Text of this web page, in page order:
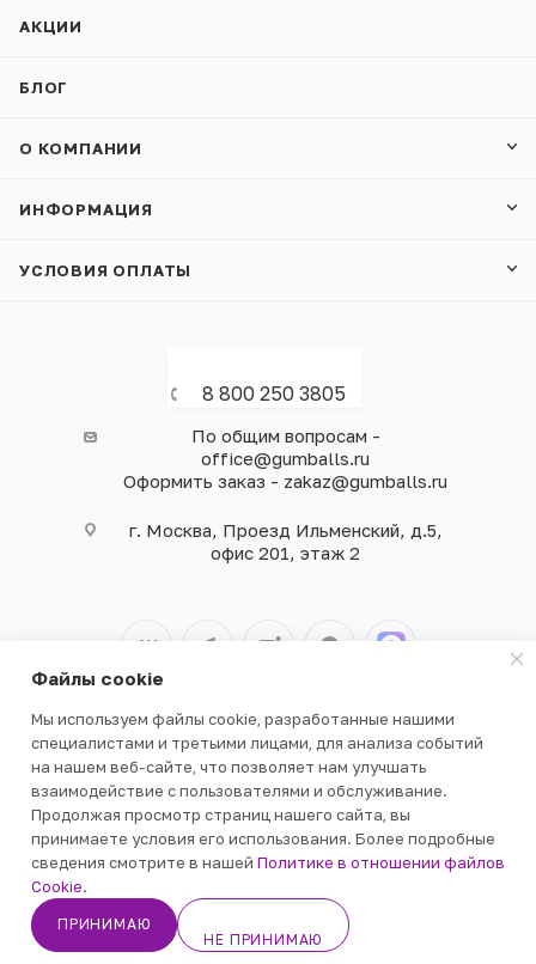
В КОРЗИНУ
АКЦИИ
БЛОГ
О КОМПАНИИ
ИНФОРМАЦИЯ
УСЛОВИЯ ОПЛАТЫ
8 800 250 3805
По общим вопросам -
office@gumballs.ru
Оформить заказ - zakaz@gumballs.ru
г. Москва, Проезд Ильменский, д.5,
офис 201, этаж 2
2026 © ООО «ВЕНДГАМ» © 2000-2025
Файлы cookie
Мы используем файлы cookie, разработанные нашими
специалистами и третьими лицами, для анализа событий
на нашем веб-сайте, что позволяет нам улучшать
взаимодействие с пользователями и обслуживание.
Продолжая просмотр страниц нашего сайта, вы
принимаете условия его использования. Более подробные
сведения смотрите в нашей Политике в отношении файлов
Cookie.
ПРИНИМАЮ
НЕ ПРИНИМАЮ
Кабинет
Корзина Избранные Каталог